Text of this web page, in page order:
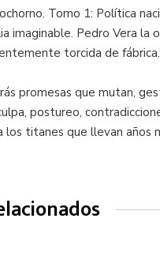
Tomo 1: Política
imaginable. Pedro Vera la
torcida de fábrica.
promesas que mutan,
postureo,
los titanes que llevan años